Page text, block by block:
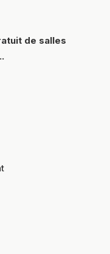
de salles